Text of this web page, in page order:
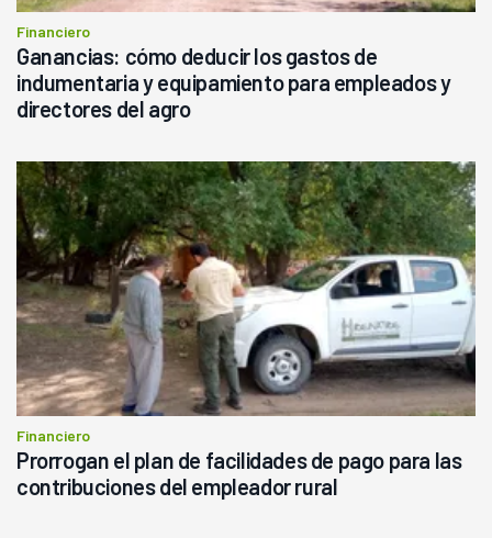
Financiero
Ganancias: cómo deducir los gastos de
indumentaria y equipamiento para empleados y
directores del agro
Financiero
Prorrogan el plan de facilidades de pago para las
contribuciones del empleador rural